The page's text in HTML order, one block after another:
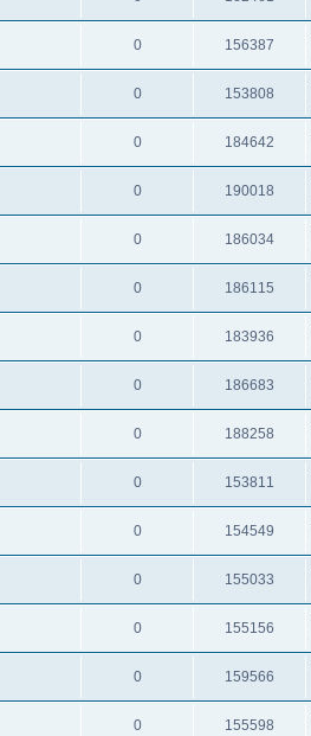
0 156387
0 153808
0 184642
0 190018
0 186034
0 186115
0 183936
0 186683
0 188258
0 153811
0 154549
0 155033
0 155156
0 159566
0 155598